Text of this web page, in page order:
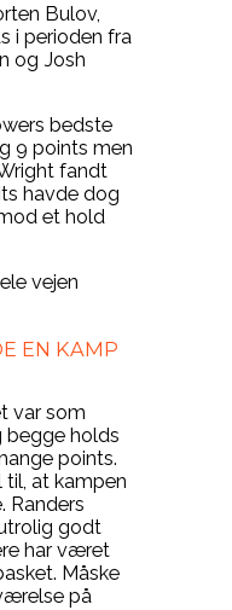
Bulov,
i perioden fra
og Josh
bedste
9 points men
fandt
havde dog
et hold
vejen
EN KAMP
var som
begge holds
points.
til, at kampen
Randers
godt
har været
Måske
på